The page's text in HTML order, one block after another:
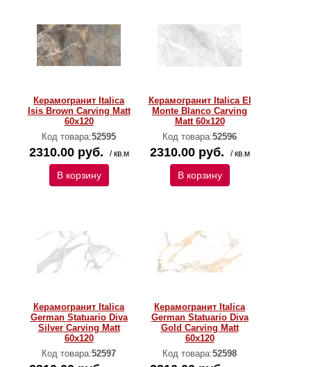
Керамогранит Italica
Isis Brown Carving Matt
60x120
Код товара:52595
2310.00 руб. / кв.м
В корзину
Керамогранит Italica El
Monte Blanco Carving
Matt 60x120
Код товара:52596
2310.00 руб. / кв.м
В корзину
Керамогранит Italica
German Statuario Diva
Silver Carving Matt
60x120
Код товара:52597
Керамогранит Italica
German Statuario Diva
Gold Carving Matt
60x120
Код товара:52598